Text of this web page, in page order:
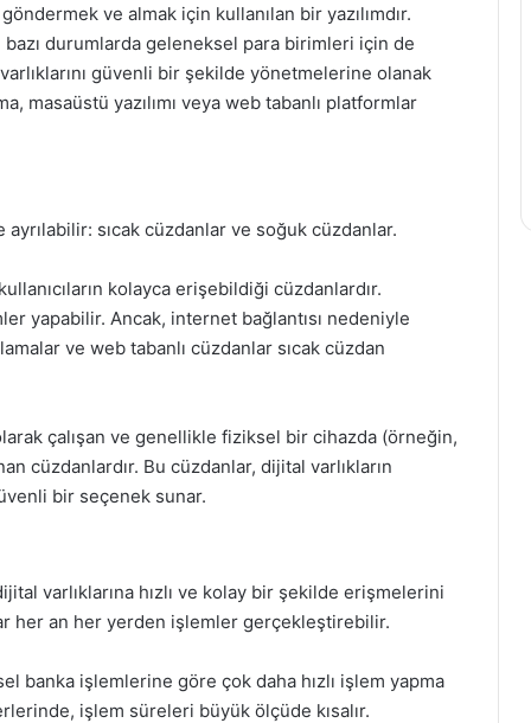
ve almak için kullanılan bir yazılımdır.
durumlarda geleneksel para birimleri için de
güvenli bir şekilde yönetmelerine olanak
masaüstü yazılımı veya web tabanlı platformlar
sıcak cüzdanlar ve soğuk cüzdanlar.
kolayca erişebildiği cüzdanlardır.
yapabilir. Ancak, internet bağlantısı nedeniyle
ve web tabanlı cüzdanlar sıcak cüzdan
çalışan ve genellikle fiziksel bir cihazda (örneğin,
cüzdanlardır. Bu cüzdanlar, dijital varlıkların
bir seçenek sunar.
varlıklarına hızlı ve kolay bir şekilde erişmelerini
her an her yerden işlemler gerçekleştirebilir.
banka işlemlerine göre çok daha hızlı işlem yapma
işlem süreleri büyük ölçüde kısalır.